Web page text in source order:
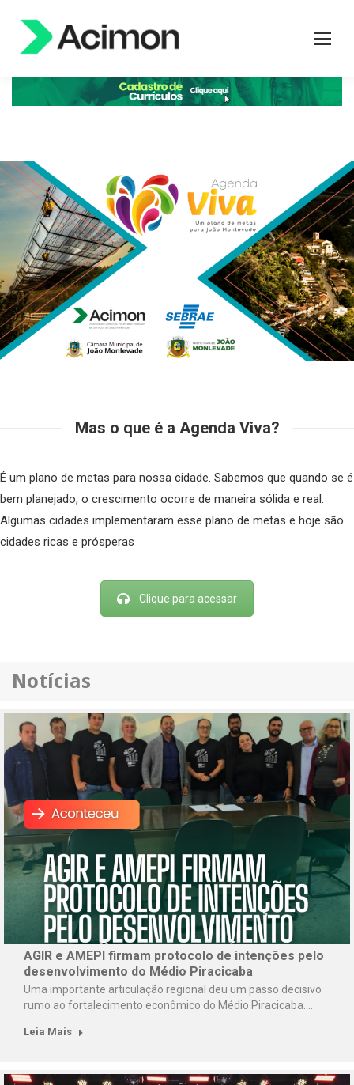
Mas o que é a Agenda Viva?
É um plano de metas para nossa cidade. Sabemos que quando se é
bem planejado, o crescimento ocorre de maneira sólida e real.
Algumas cidades implementaram esse plano de metas e hoje são
cidades ricas e prósperas
Clique para acessar
Notícias
AGIR e AMEPI firmam protocolo de intenções pelo
desenvolvimento do Médio Piracicaba
Uma importante articulação regional deu um passo decisivo
rumo ao fortalecimento econômico do Médio Piracicaba.…
Leia Mais